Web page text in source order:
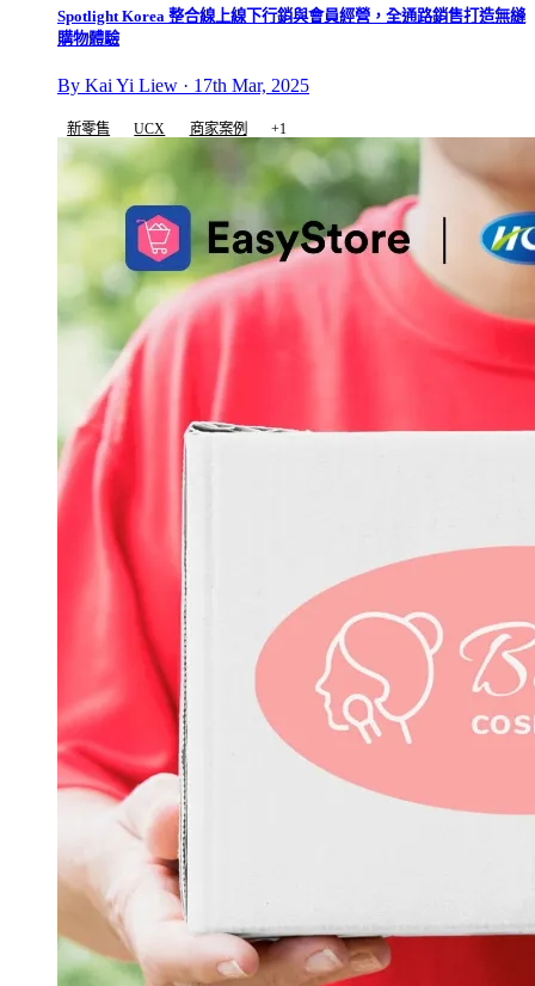
Spotlight Korea 整合線上線下行銷與會員經營，全通路銷售打造無縫
購物體驗
By Kai Yi Liew · 17th Mar, 2025
新零售 UCX 商家案例 +1